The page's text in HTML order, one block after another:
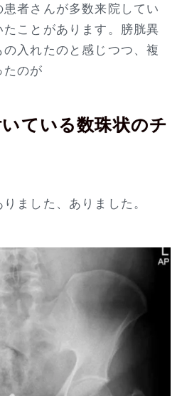
者さんが多数来院してい
ことがあります。膀胱異
入れたのと感じつつ、複
たのが
ている数珠状のチ
ました、ありました。